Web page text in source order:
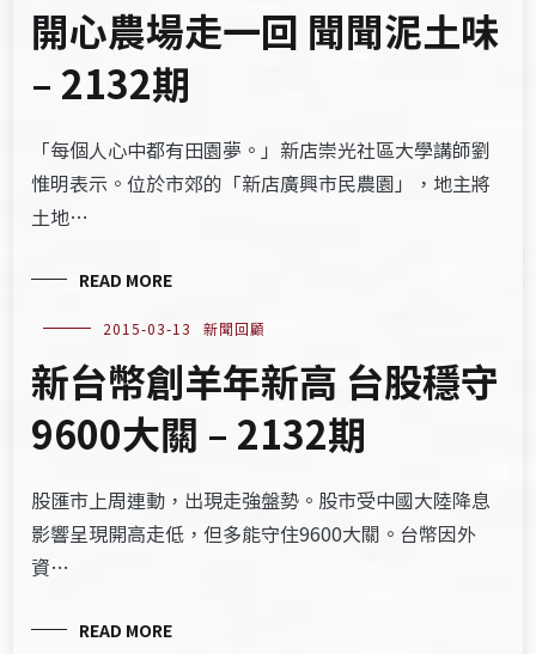
開心農場走一回 聞聞泥土味
– 2132期
「每個人心中都有田園夢。」新店崇光社區大學講師劉
惟明表示。位於市郊的「新店廣興市民農園」，地主將
土地…
READ MORE
2015-03-13 新聞回顧
新台幣創羊年新高 台股穩守
9600大關 – 2132期
股匯市上周連動，出現走強盤勢。股市受中國大陸降息
影響呈現開高走低，但多能守住9600大關。台幣因外
資…
READ MORE